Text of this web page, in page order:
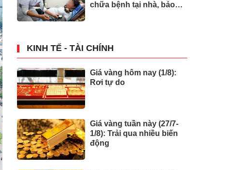
chữa bệnh tại nhà, bảo
KINH TẾ - TÀI CHÍNH
Giá vàng hôm nay (1/8):
Rơi tự do
Giá vàng tuần này (27/7-
1/8): Trải qua nhiều biến
động